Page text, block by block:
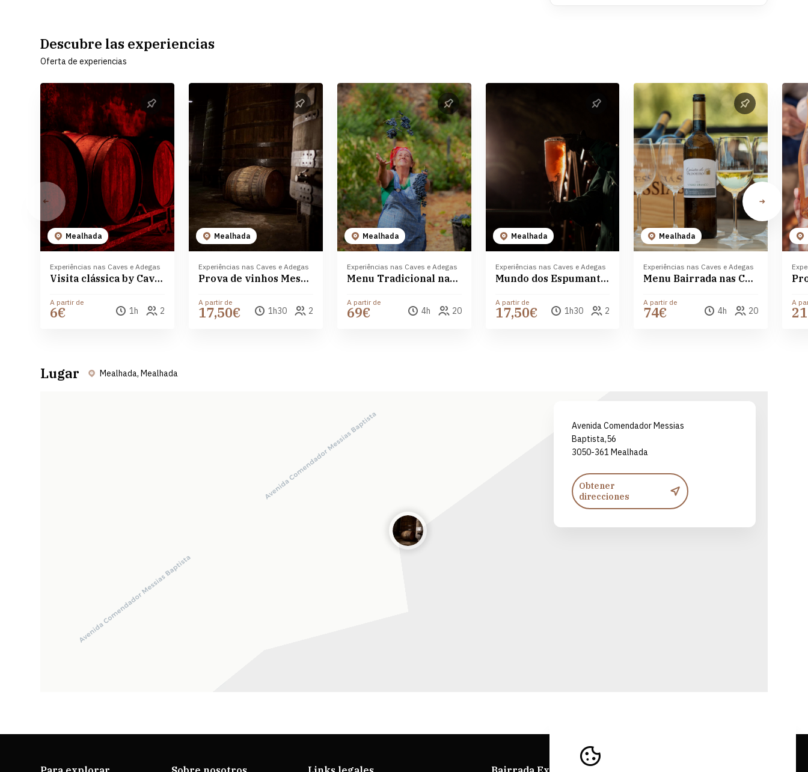
Descubre las experiencias
Oferta de experiencias
Mealhada
Experiências nas Caves e Adegas
Visita clássica by Caves Messias
A partir de
6€ 1h 2
Mealhada
Experiências nas Caves e Adegas
Prova de vinhos Messias Bairrada
A partir de
17,50€ 1h30 2
Mealhada
Experiências nas Caves e Adegas
Menu Tradicional nas Caves Messias
A partir de
69€ 4h 20
Mealhada
Experiências nas Caves e Adegas
Mundo dos Espumantes Messias
A partir de
17,50€ 1h30 2
Mealhada
Experiências nas Caves e Adegas
Menu Bairrada nas Caves Messias
A partir de
74€ 4h 20
A
Lugar Mealhada, Mealhada
Avenida Comendador Messias
Baptista,56
3050-361 Mealhada
Obtener
direcciones